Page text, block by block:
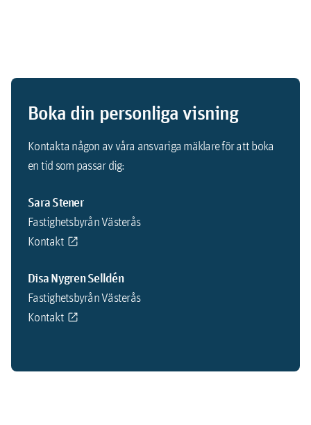
Boka din personliga visning
Kontakta någon av våra ansvariga mäklare för att boka
en tid som passar dig:
Sara Stener
Fastighetsbyrån Västerås
Kontakt
Disa Nygren Selldén
Fastighetsbyrån Västerås
Kontakt